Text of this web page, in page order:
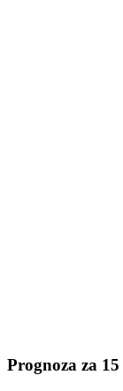
Prognoza za 15